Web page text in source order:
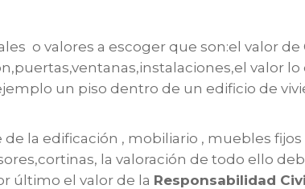
o valores a escoger que son:el valor de
valor
un piso dentro de un edificio de
la edificación , mobiliario , muebles
la valoración de todo ello
último el valor de la Responsabilidad